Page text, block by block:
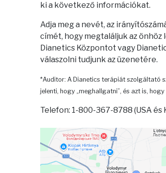
ki a következő információkat.
Adja meg a nevét, az
címét, hogy megtaláljuk az önhöz
Dianetics Központot vagy
válaszolni tudjunk az üzenetére.
*Auditor: A Dianetics terápiát szolgáltató
jelenti, hogy „meghallgatni”, és azt is, hogy
Telefon: 1-800-367-8788 (USA és